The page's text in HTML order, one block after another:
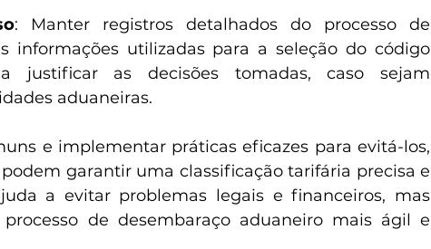
: Manter registros detalhados do processo de
informações utilizadas para a seleção do código
justificar as decisões tomadas, caso sejam
aduaneiras.
e implementar práticas eficazes para evitá-los,
garantir uma classificação tarifária precisa e
a evitar problemas legais e financeiros, mas
de desembaraço aduaneiro mais ágil e